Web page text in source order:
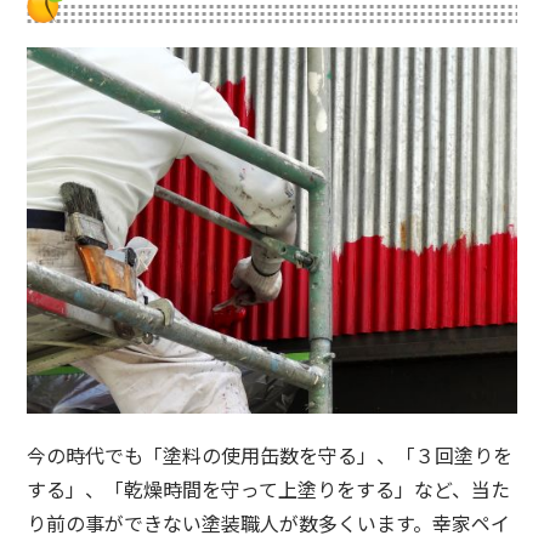
今の時代でも「塗料の使用缶数を守る」、「３回塗りを
する」、「乾燥時間を守って上塗りをする」など、当た
り前の事ができない塗装職人が数多くいます。幸家ペイ